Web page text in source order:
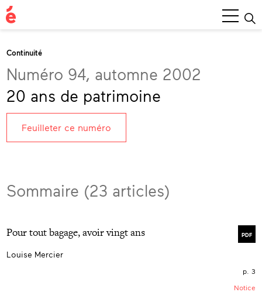
Menu
Continuité
Numéro 94, automne 2002
20 ans de patrimoine
Feuilleter ce numéro
Sommaire (23 articles)
PDF
Pour tout bagage, avoir vingt ans
Louise Mercier
p. 3
Notice